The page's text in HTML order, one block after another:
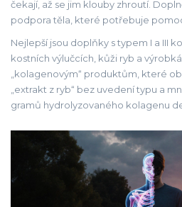
čekají, až se jim klouby zhroutí.
podpora těla, které potřebuje
Nejlepší jsou doplňky s typem I a III
kostních výlučcích, kůži ryb a
„kolagenovým“ produktům, které
„extrakt z ryb“ bez uvedení typu a
gramů hydrolyzovaného kolagenu